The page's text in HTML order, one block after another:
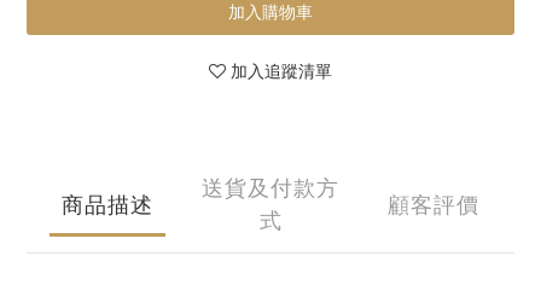
加入購物車
加入追蹤清單
商品描述
送貨及付款方
式
顧客評價